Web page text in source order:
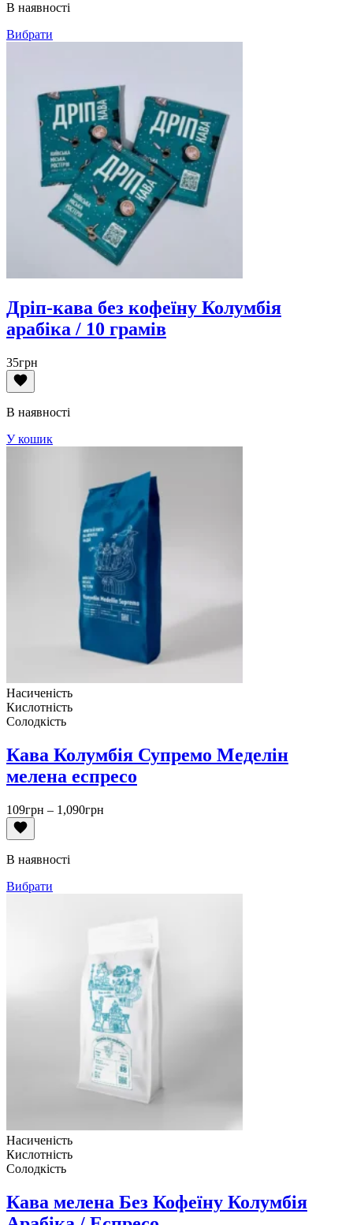
В наявності
Вибрати
Дріп-кава без кофеїну Колумбія
арабіка / 10 грамів
35грн
В наявності
У кошик
Насиченість
Кислотність
Солодкість
Кава Колумбія Супремо Меделін
мелена еспресо
109грн – 1,090грн
В наявності
Вибрати
Насиченість
Кислотність
Солодкість
Кава мелена Без Кофеїну Колумбія